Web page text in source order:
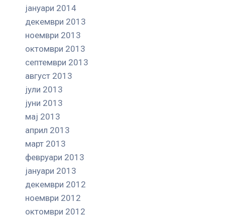
јануари 2014
декември 2013
ноември 2013
октомври 2013
септември 2013
август 2013
јули 2013
јуни 2013
мај 2013
април 2013
март 2013
февруари 2013
јануари 2013
декември 2012
ноември 2012
октомври 2012